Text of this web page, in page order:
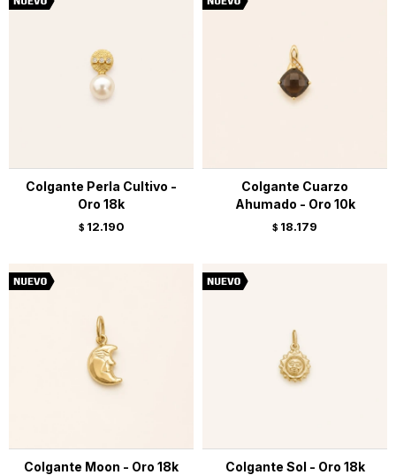
Colgante Perla Cultivo -
Oro 18k
$ 12.190
Colgante Cuarzo
Ahumado - Oro 10k
$ 18.179
Colgante Moon - Oro 18k Colgante Sol - Oro 18k